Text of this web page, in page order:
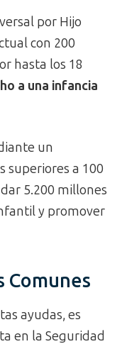
por Hijo
con 200
hasta los 18
a una infancia
un
superiores a 100
5.200 millones
y promover
Comunes
ayudas, es
en la Seguridad